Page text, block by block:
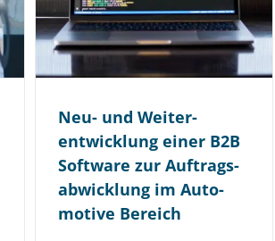
Neu- und Weiter­
entwicklung einer B2B
Software zur Auftrags­
abwicklung im Auto­
motive Bereich